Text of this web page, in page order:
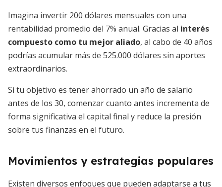
Imagina invertir 200 dólares mensuales con una
rentabilidad promedio del 7% anual. Gracias al interés
compuesto como tu mejor aliado, al cabo de 40 años
podrías acumular más de 525.000 dólares sin aportes
extraordinarios.
Si tu objetivo es tener ahorrado un año de salario
antes de los 30, comenzar cuanto antes incrementa de
forma significativa el capital final y reduce la presión
sobre tus finanzas en el futuro.
Movimientos y estrategias populares
Existen diversos enfoques que pueden adaptarse a tus